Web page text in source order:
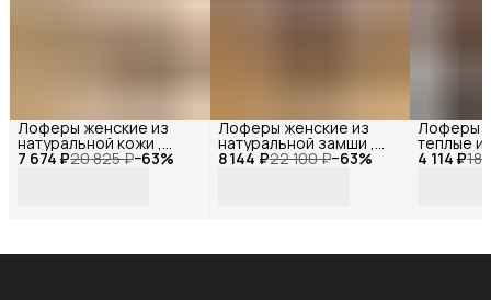
7 674 ₽20 825 ₽−63%
Лоферы женские из
натуральной кожи ,
Reversal, 8 144 ₽22 100 ₽−63%
Лоферы женские из
натуральной замши ,
Reversal, 4 114 ₽18
Лоферы
теплые
замши